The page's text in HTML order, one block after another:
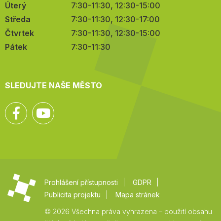
Úterý
7:30-11:30, 12:30-15:00
Středa
7:30-11:30, 12:30-17:00
Čtvrtek
7:30-11:30, 12:30-15:00
Pátek
7:30-11:30
SLEDUJTE NAŠE MĚSTO
Facebook
Prohlášení přístupnosti
GDPR
Publicita projektu
Mapa stránek
© 2026 Všechna práva vyhrazena – použití obsahu